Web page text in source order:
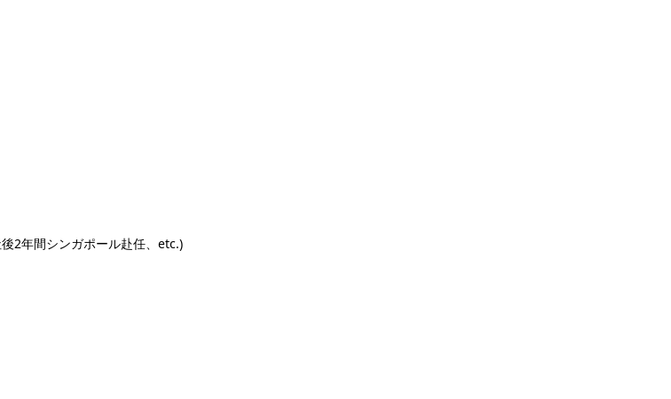
2年間シンガポール赴任、etc.)